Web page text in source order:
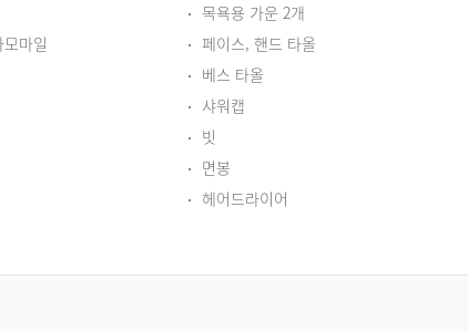
마일
목욕용 가운 2개
페이스, 핸드 타올
베스 타올
샤워캡
빗
면봉
헤어드라이어